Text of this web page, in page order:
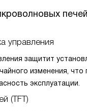
печей
управления
защитит
изменения, что
эксплуатации.
(TFT)